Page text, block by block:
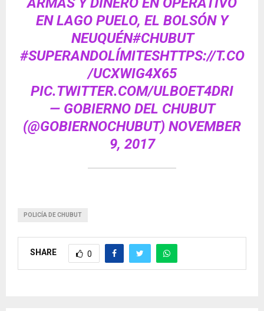
EN LAGO PUELO, EL BOLSÓN Y
NEUQUÉN#CHUBUT
#SUPERANDOLÍMITESHTTPS://T.CO
/UCXWIG4X65
PIC.TWITTER.COM/ULBOET4DRI
— GOBIERNO DEL CHUBUT
(@GOBIERNOCHUBUT) NOVEMBER
9, 2017
POLICÍA DE CHUBUT
SHARE 0